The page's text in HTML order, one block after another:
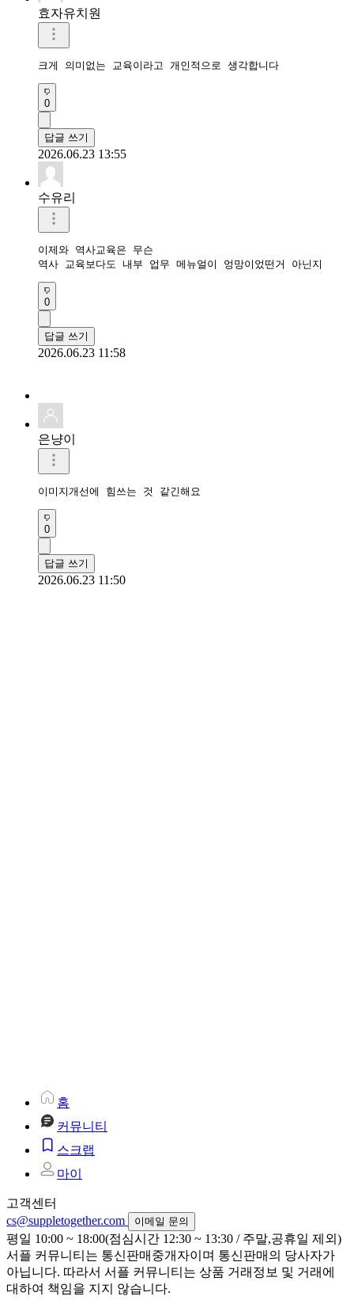
효자유치원
크게 의미없는 교육이라고 개인적으로 생각합니다
0
답글 쓰기
2026.06.23 13:55
수유리
이제와 역사교육은 무슨
역사 교육보다도 내부 업무 메뉴얼이 엉망이었떤거 아닌지
0
답글 쓰기
2026.06.23 11:58
은냥이
이미지개선에 힘쓰는 것 같긴해요
0
답글 쓰기
2026.06.23 11:50
홈
커뮤니티
스크랩
마이
고객센터
cs@suppletogether.com
이메일 문의
평일 10:00 ~ 18:00(점심시간 12:30 ~ 13:30 / 주말,공휴일 제외)
서플 커뮤니티는 통신판매중개자이며 통신판매의 당사자가
아닙니다. 따라서 서플 커뮤니티는 상품 거래정보 및 거래에
대하여 책임을 지지 않습니다.